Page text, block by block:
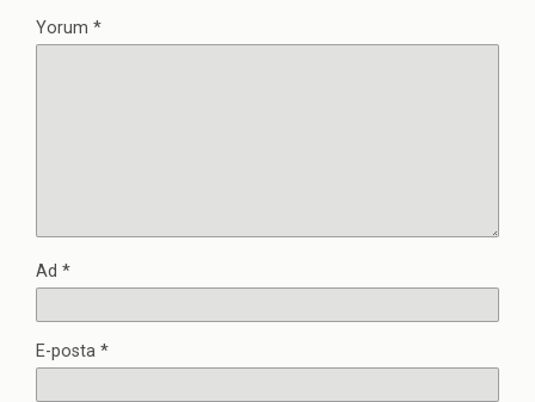
Yorum *
Ad *
E-posta *